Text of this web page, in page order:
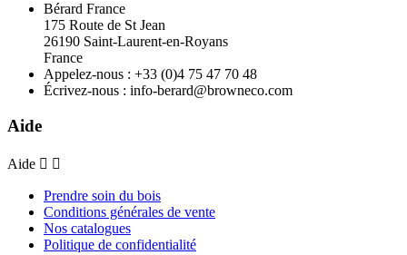
Bérard France
175 Route de St Jean
26190 Saint-Laurent-en-Royans
France
Appelez-nous : +33 (0)4 75 47 70 48
Écrivez-nous : info-berard@browneco.com
Aide
Aide  
Prendre soin du bois
Conditions générales de vente
Nos catalogues
Politique de confidentialité